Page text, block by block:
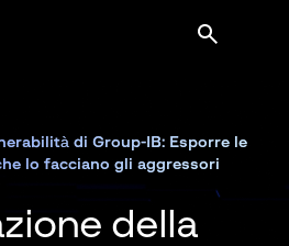
di Group-IB: Esporre le
lo facciano gli aggressori
della